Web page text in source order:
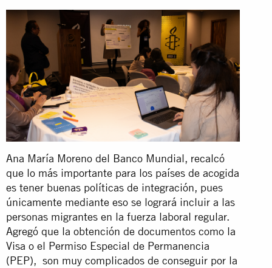
Ana María Moreno del Banco Mundial, recalcó
que lo más importante para los países de acogida
es tener buenas políticas de integración, pues
únicamente mediante eso se logrará incluir a las
personas migrantes en la fuerza laboral regular.
Agregó que la obtención de documentos como la
Visa o el Permiso Especial de Permanencia
(PEP), son muy complicados de conseguir por la